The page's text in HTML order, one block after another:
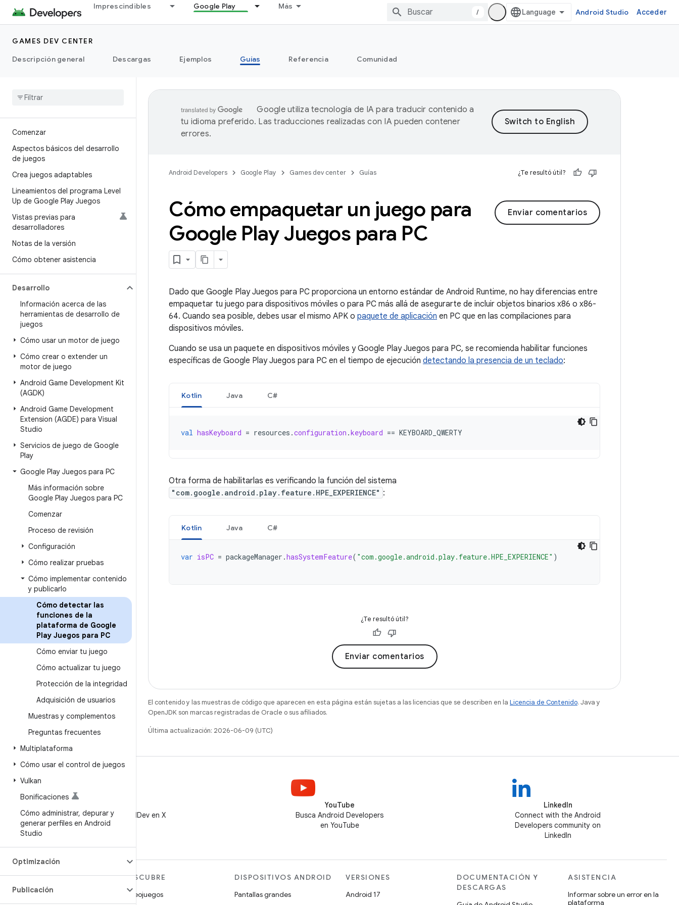
Imprescindibles Google Play Más
/ Android Studio Acceder
GAMES DEV CENTER
Descripción general
Descargas Ejemplos Guías Referencia Comunidad
Comenzar
Aspectos básicos del desarrollo
de juegos
Crea juegos adaptables
Lineamientos del programa Level
Up de Google Play Juegos
Vistas previas para
desarrolladores
Notas de la versión
Cómo obtener asistencia
Desarrollo
Información acerca de las
herramientas de desarrollo de
juegos
Cómo usar un motor de juego
Cómo crear o extender un
motor de juego
Android Game Development Kit
(AGDK)
Android Game Development
Extension (AGDE) para Visual
Studio
Servicios de juego de Google
Play
Google Play Juegos para PC
Más información sobre
Google Play Juegos para PC
Comenzar
Proceso de revisión
Configuración
Cómo realizar pruebas
Cómo implementar contenido
y publicarlo
Cómo detectar las
funciones de la
plataforma de Google
Play Juegos para PC
Cómo enviar tu juego
Cómo actualizar tu juego
Protección de la integridad
Adquisición de usuarios
Muestras y complementos
Preguntas frecuentes
Multiplataforma
Cómo usar el control de juegos
Vulkan
Bonificaciones
Cómo administrar, depurar y
generar perfiles en Android
Studio
Optimización
Publicación
Google utiliza tecnología de IA para traducir contenido a
tu idioma preferido. Las traducciones realizadas con IA pueden contener
errores.
Android Developers Google Play Games dev center Guías ¿Te resultó útil?
Enviar comentarios
Cómo empaquetar un juego para
Google Play Juegos para PC
Dado que Google Play Juegos para PC proporciona un entorno estándar de Android Runtime, no hay diferencias entre
empaquetar tu juego para dispositivos móviles o para PC más allá de asegurarte de incluir objetos binarios x86 o x86-
64. Cuando sea posible, debes usar el mismo APK o paquete de aplicación en PC que en las compilaciones para
dispositivos móviles.
Cuando se usa un paquete en dispositivos móviles y Google Play Juegos para PC, se recomienda habilitar funciones
específicas de Google Play Juegos para PC en el tiempo de ejecución detectando la presencia de un teclado:
Kotlin Java C#
val hasKeyboard = resources .configuration .keyboard == KEYBOARD_QWERTY
Otra forma de habilitarlas es verificando la función del sistema
"com.google.android.play.feature.HPE_EXPERIENCE" :
Kotlin Java C#
var isPC = packageManager .hasSystemFeature( "com.google.android.play.feature.HPE_EXPERIENCE" )
¿Te resultó útil?
Enviar comentarios
El contenido y las muestras de código que aparecen en esta página están sujetas a las licencias que se describen en la Licencia de Contenido. Java y
OpenJDK son marcas registradas de Oracle o sus afiliados.
Última actualización: 2026-06-09 (UTC)
Sigue a @AndroidDev en X
YouTube
Busca Android Developers
en YouTube
LinkedIn
Connect with the Android
Developers community on
LinkedIn
MÁS ANDROID
Android
DESCUBRE
Videojuegos
DISPOSITIVOS ANDROID
Pantallas grandes
VERSIONES
Android 17
DOCUMENTACIÓN Y
DESCARGAS
ASISTENCIA
Informar sobre un error en la
plataforma